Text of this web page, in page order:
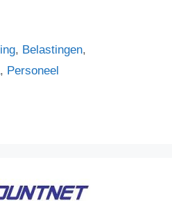
, Belastingen,
, Personeel